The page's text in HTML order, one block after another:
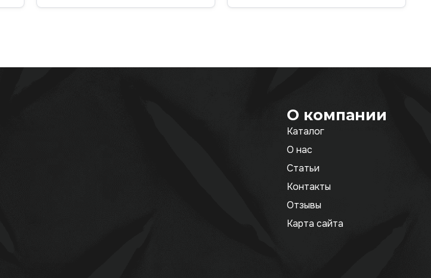
О компании
Каталог
О нас
Статьи
Контакты
Отзывы
Карта сайта